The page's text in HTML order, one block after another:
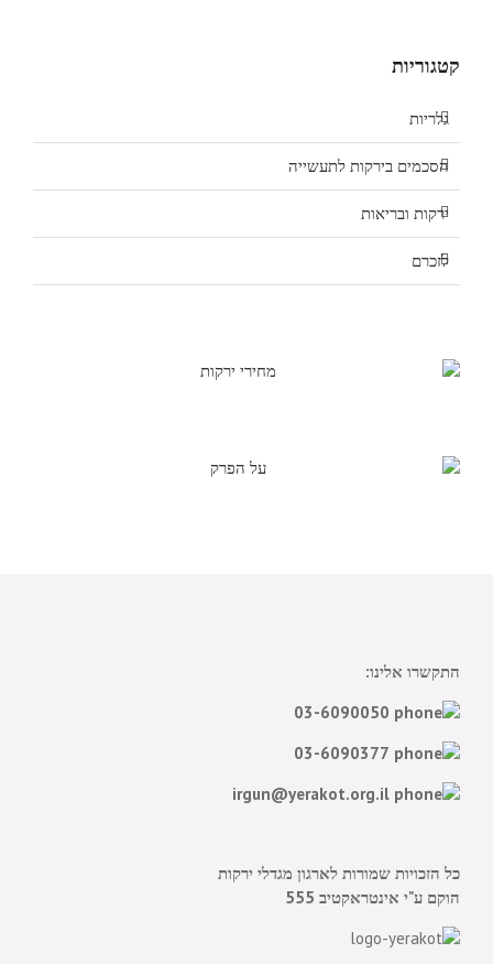
קטגוריות
גלריות
הסכמים בירקות לתעשייה
ירקות ובריאות
לזכרם
התקשרו אלינו:
כל הזכויות שמורות לארגון מגדלי ירקות
הוקם ע"י אינטראקטיב 555